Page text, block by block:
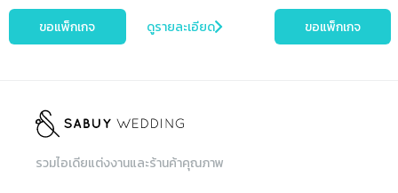
ขอแพ็กเกจ ดูรายละเอียด ขอแพ็กเกจ
รวมไอเดียแต่งงานและร้านค้าคุณภาพ